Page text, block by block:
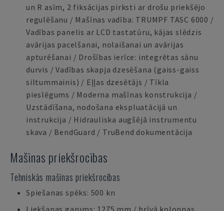
un R asīm, 2 fiksācijas pirksti ar drošu priekšējo
regulēšanu / Mašīnas vadība: TRUMPF TASC 6000 /
Vadības panelis ar LCD tastatūru, kājas slēdzis
avārijas pacelšanai, nolaišanai un avārijas
apturēšanai / Drošības ierīce: integrētas sānu
durvis / Vadības skapja dzesēšana (gaiss-gaiss
siltummainis) / Eļļas dzesētājs / Tīkla
pieslēgums / Moderna mašīnas konstrukcija /
Uzstādīšana, nodošana ekspluatācijā un
instrukcija / Hidrauliska augšējā instrumentu
skava / BendGuard / TruBend dokumentācija
Mašīnas priekšrocības
Tehniskās mašīnas priekšrocības
Spiešanas spēks: 500 kn
Liekšanas garums: 1275 mm / brīvā kolonnas